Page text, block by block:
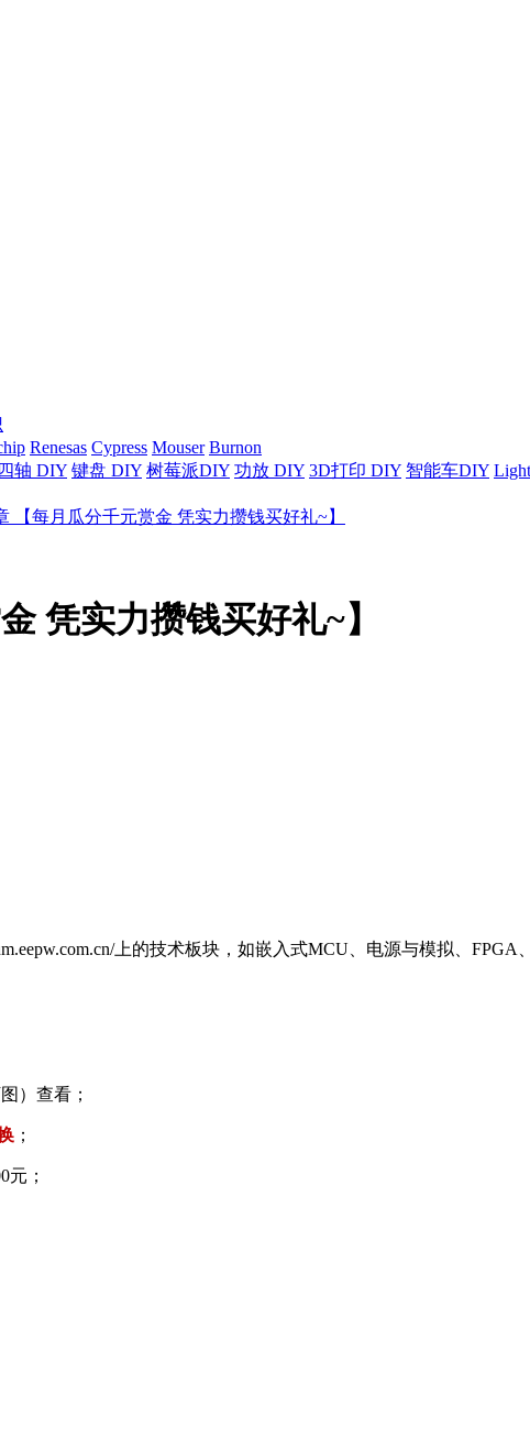
Renesas Cypress Mouser Burnon
轴 DIY 键盘 DIY 树莓派DIY 功放 DIY 3D打印 DIY 智能车DIY
【每月瓜分千元赏金 凭实力攒钱买好礼~】
凭实力攒钱买好礼~】
上的技术板块，如嵌入式MCU、电源与模拟、FPGA
图）查看；
；
元；